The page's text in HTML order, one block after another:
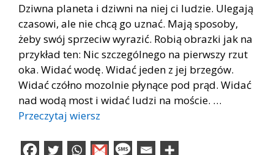
Dziwna planeta i dziwni na niej ci ludzie. Ulegają
czasowi, ale nie chcą go uznać. Mają sposoby,
żeby swój sprzeciw wyrazić. Robią obrazki jak na
przykład ten: Nic szczególnego na pierwszy rzut
oka. Widać wodę. Widać jeden z jej brzegów.
Widać czółno mozolnie płynące pod prąd. Widać
nad wodą most i widać ludzi na moście. …
Przeczytaj wiersz